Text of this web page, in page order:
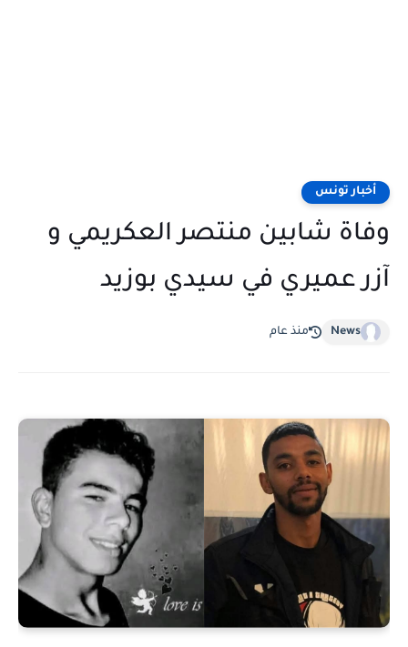
أخبار تونس
وفاة شابين منتصر العكريمي و
آزر عميري في سيدي بوزيد
News منذ عام